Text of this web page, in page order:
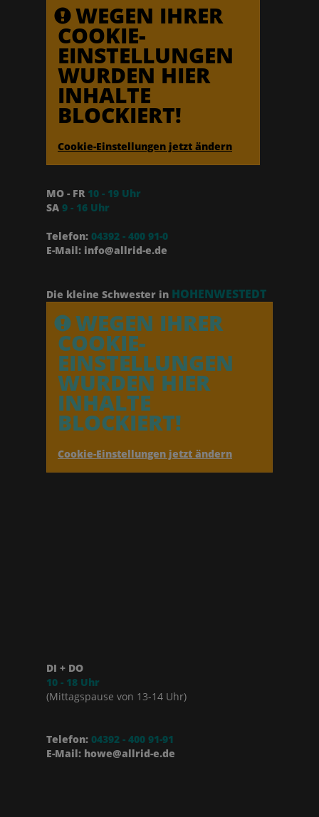
WEGEN IHRER
COOKIE-
EINSTELLUNGEN
WURDEN HIER
INHALTE
BLOCKIERT!
Cookie-Einstellungen jetzt ändern
MO - FR 10 - 19 Uhr
SA 9 - 16 Uhr
Telefon: 04392 - 400 91-0
E-Mail: info@allrid-e.de
Die kleine Schwester in HOHENWESTEDT
WEGEN IHRER
COOKIE-
EINSTELLUNGEN
WURDEN HIER
INHALTE
BLOCKIERT!
Cookie-Einstellungen jetzt ändern
DI + DO
10 - 18 Uhr
(Mittagspause von 13-14 Uhr)
Telefon: 04392 - 400 91-91
E-Mail: howe@allrid-e.de